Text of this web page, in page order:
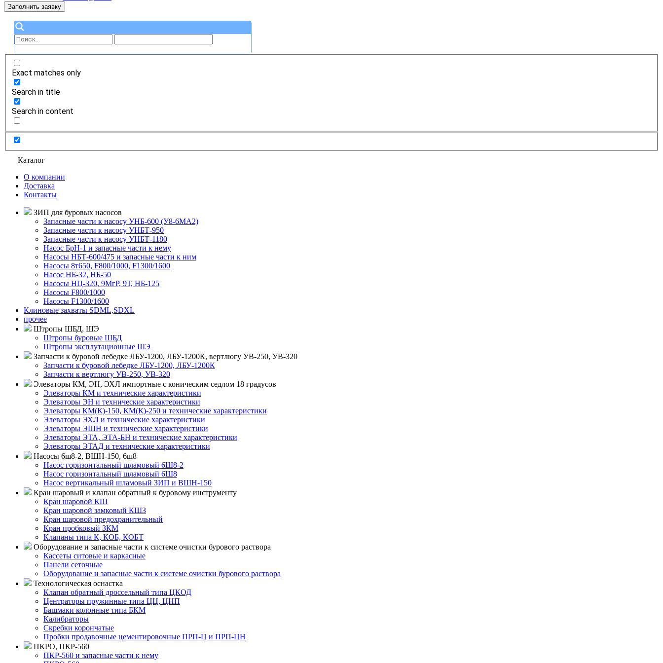
Заполнить заявку
Exact matches only
Search in title
Search in content
Каталог
О компании
Доставка
Контакты
ЗИП для буровых насосов
Запасные части к насосу УНБ-600 (У8-6МА2)
Запасные части к насосу УНБТ-950
Запасные части к насосу УНБТ-1180
Насос БрН-1 и запасные части к нему
Насосы НБТ-600/475 и запасные части к ним
Насосы 8т650, F800/1000, F1300/1600
Насос НБ-32, НБ-50
Насосы НЦ-320, 9МгР, 9Т, НБ-125
Насосы F800/1000
Насосы F1300/1600
Клиновые захваты SDML,SDXL
прочее
Штропы ШБД, ШЭ
Штропы буровые ШБД
Штропы эксплутационные ШЭ
Запчасти к буровой лебедке ЛБУ-1200, ЛБУ-1200К, вертлюгу УВ-250, УВ-320
Запчасти к буровой лебедке ЛБУ-1200, ЛБУ-1200К
Запчасти к вертлюгу УВ-250, УВ-320
Элеваторы КМ, ЭН, ЭХЛ импортные с коническим седлом 18 градусов
Элеваторы КМ и технические характеристики
Элеваторы ЭН и технические характеристики
Элеваторы КМ(К)-150, КМ(К)-250 и технические характеристики
Элеваторы ЭХЛ и технические характеристики
Элеваторы ЭШН и технические характеристики
Элеваторы ЭТА, ЭТА-БН и технические характеристики
Элеваторы ЭТАД и технические характеристики
Насосы 6ш8-2, ВШН-150, 6ш8
Насос горизонтальный шламовый 6Ш8-2
Насос горизонтальный шламовый 6Ш8
Насос вертикальный шламовый ЗИП и ВШН-150
Кран шаровый и клапан обратный к буровому инструменту
Кран шаровой КШ
Кран шаровой замковый КШЗ
Кран шаровой предохранительный
Кран пробковый ЗКМ
Клапаны типа К, КОБ, КОБТ
Оборудование и запасные части к системе очистки бурового раствора
Кассеты ситовые и каркасные
Панели сеточные
Оборудование и запасные части к системе очистки бурового раствора
Технологическая оснастка
Клапан обратный дроссельный типа ЦКОД
Центраторы пружинные типа ЦЦ, ЦНП
Башмаки колонные типа БКМ
Калибраторы
Скребки корончатые
Пробки продавочные цементировочные ПРП-Ц и ПРП-ЦН
ПКРО, ПКР-560
ПКР-560 и запасные части к нему